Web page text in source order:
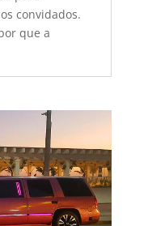
convidados.
que a